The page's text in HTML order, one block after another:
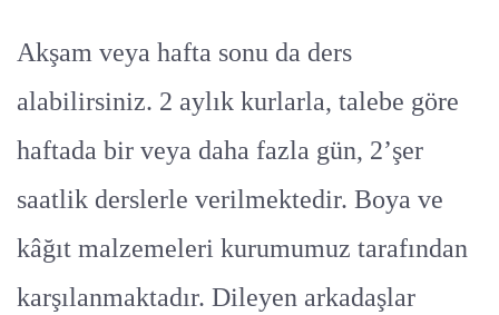
Akşam veya hafta sonu da ders
alabilirsiniz. 2 aylık kurlarla, talebe göre
haftada bir veya daha fazla gün, 2’şer
saatlik derslerle verilmektedir. Boya ve
kâğıt malzemeleri kurumumuz tarafından
karşılanmaktadır. Dileyen arkadaşlar